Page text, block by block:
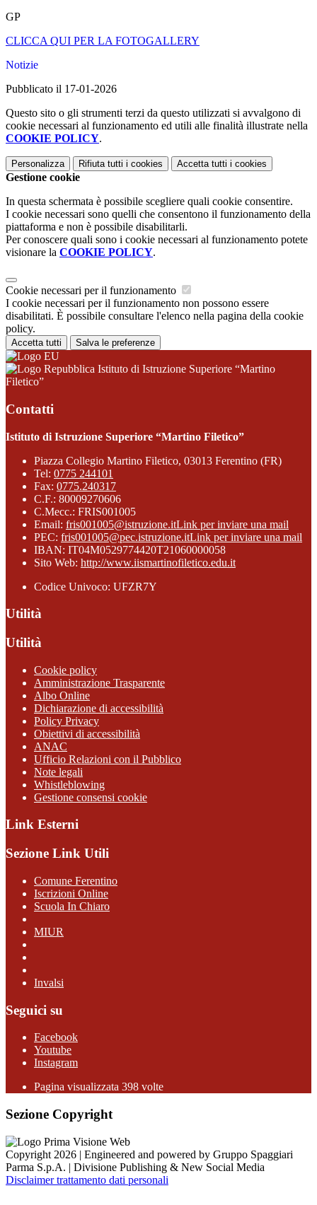
GP
CLICCA QUI PER LA FOTOGALLERY
Notizie
Pubblicato il 17-01-2026
Questo sito o gli strumenti terzi da questo utilizzati si avvalgono di
cookie necessari al funzionamento ed utili alle finalità illustrate nella
COOKIE POLICY.
Personalizza Rifiuta tutti i cookies Accetta tutti i cookies
Gestione cookie
In questa schermata è possibile scegliere quali cookie consentire.
I cookie necessari sono quelli che consentono il funzionamento della
piattaforma e non è possibile disabilitarli.
Per conoscere quali sono i cookie necessari al funzionamento potete
visionare la COOKIE POLICY.
Cookie necessari per il funzionamento
I cookie necessari per il funzionamento non possono essere
disabilitati. È possibile consultare l'elenco nella pagina della cookie
policy.
Accetta tutti Salva le preferenze
Istituto di Istruzione Superiore “Martino
Filetico”
Contatti
Istituto di Istruzione Superiore “Martino Filetico”
Piazza Collegio Martino Filetico, 03013 Ferentino (FR)
Tel: 0775 244101
Fax: 0775.240317
C.F.: 80009270606
C.Mecc.: FRIS001005
Email: fris001005@istruzione.itLink per inviare una mail
PEC: fris001005@pec.istruzione.itLink per inviare una mail
IBAN: IT04M0529774420T21060000058
Sito Web: http://www.iismartinofiletico.edu.it
Codice Univoco: UFZR7Y
Utilità
Utilità
Cookie policy
Amministrazione Trasparente
Albo Online
Dichiarazione di accessibilità
Policy Privacy
Obiettivi di accessibilità
ANAC
Ufficio Relazioni con il Pubblico
Note legali
Whistleblowing
Gestione consensi cookie
Link Esterni
Sezione Link Utili
Comune Ferentino
Iscrizioni Online
Scuola In Chiaro
MIUR
Invalsi
Seguici su
Facebook
Youtube
Instagram
Pagina visualizzata 398 volte
Sezione Copyright
Copyright 2026 | Engineered and powered by Gruppo Spaggiari
Parma S.p.A. | Divisione Publishing & New Social Media
Disclaimer trattamento dati personali